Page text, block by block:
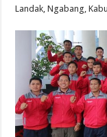
Landak, Ngabang,